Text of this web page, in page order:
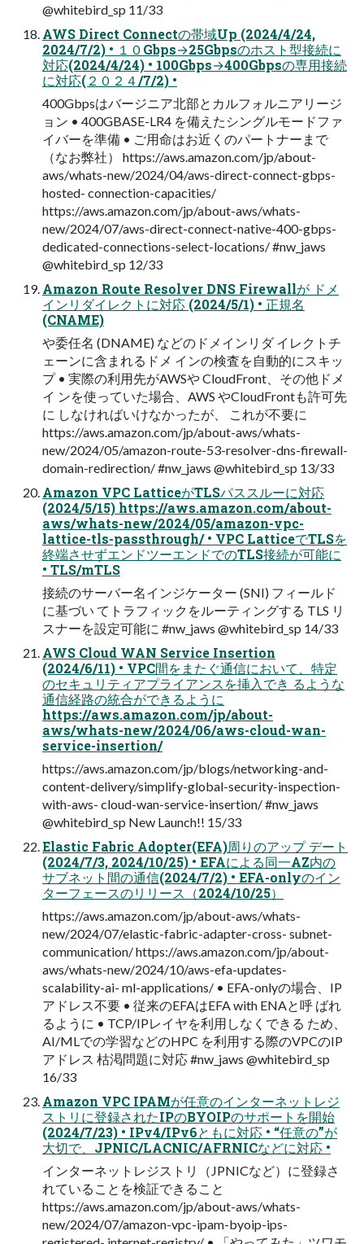
@whitebird_sp 11/33
AWS Direct Connectの帯域Up (2024/4/24,
2024/7/2) • １０Gbps→25Gbpsのホスト型接続に
対応(2024/4/24) • 100Gbps→400Gbpsの専用接続
に対応(２０２４/7/2) •
400Gbpsはバージニア北部とカルフォルニアリージ
ョン • 400GBASE-LR4 を備えたシングルモードファ
イバーを準備 • ご用命はお近くのパートナーまで
（なお弊社） https://aws.amazon.com/jp/about-
aws/whats-new/2024/04/aws-direct-connect-gbps-
hosted- connection-capacities/
https://aws.amazon.com/jp/about-aws/whats-
new/2024/07/aws-direct-connect-native-400-gbps-
dedicated-connections-select-locations/ #nw_jaws
@whitebird_sp 12/33
Amazon Route Resolver DNS Firewallが ドメ
インリダイレクトに対応 (2024/5/1) • 正規名
(CNAME)
や委任名 (DNAME) などのドメインリダ イレクトチ
ェーンに含まれるドメ インの検査を自動的にスキッ
プ • 実際の利用先がAWSや CloudFront、その他ドメ
イ ンを使っていた場合、AWS やCloudFrontも許可先
に しなければいけなかったが、 これが不要に
https://aws.amazon.com/jp/about-aws/whats-
new/2024/05/amazon-route-53-resolver-dns-firewall-
domain-redirection/ #nw_jaws @whitebird_sp 13/33
Amazon VPC LatticeがTLSパススルーに対応
(2024/5/15) https://aws.amazon.com/about-
aws/whats-new/2024/05/amazon-vpc-
lattice-tls-passthrough/ • VPC LatticeでTLSを
終端させずエンドツーエンドでのTLS接続が可能に
• TLS/mTLS
接続のサーバー名インジケーター (SNI) フィールド
に基づい てトラフィックをルーティングする TLS リ
スナーを設定可能に #nw_jaws @whitebird_sp 14/33
AWS Cloud WAN Service Insertion
(2024/6/11) • VPC間をまたぐ通信において、特定
のセキュリティアプライアンスを挿入でき るような
通信経路の統合ができるように
https://aws.amazon.com/jp/about-
aws/whats-new/2024/06/aws-cloud-wan-
service-insertion/
https://aws.amazon.com/jp/blogs/networking-and-
content-delivery/simplify-global-security-inspection-
with-aws- cloud-wan-service-insertion/ #nw_jaws
@whitebird_sp New Launch!! 15/33
Elastic Fabric Adopter(EFA)周りのアップ デート
(2024/7/3, 2024/10/25) • EFAによる同一AZ内の
サブネット間の通信(2024/7/2) • EFA-onlyのイン
ターフェースのリリース（2024/10/25）
https://aws.amazon.com/jp/about-aws/whats-
new/2024/07/elastic-fabric-adapter-cross- subnet-
communication/ https://aws.amazon.com/jp/about-
aws/whats-new/2024/10/aws-efa-updates-
scalability-ai- ml-applications/ • EFA-onlyの場合、IP
アドレス不要 • 従来のEFAはEFA with ENAと呼 ばれ
るように • TCP/IPレイヤを利用しなくできる ため、
AI/MLでの学習などのHPC を利用する際のVPCのIP
アドレス 枯渇問題に対応 #nw_jaws @whitebird_sp
16/33
Amazon VPC IPAMが任意のインターネットレジ
ストリに登録されたIPのBYOIPのサポートを開始
(2024/7/23) • IPv4/IPv6ともに対応 • “任意の”が
大切で、JPNIC/LACNIC/AFRNICなどに対応 •
インターネットレジストリ（JPNICなど）に登録さ
れていることを検証できること
https://aws.amazon.com/jp/about-aws/whats-
new/2024/07/amazon-vpc-ipam-byoip-ips-